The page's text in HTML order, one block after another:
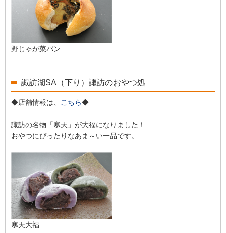
野じゃが菜パン
諏訪湖SA（下り）諏訪のおやつ処
◆店舗情報は、 こちら◆
諏訪の名物「寒天」が大福になりました！
おやつにぴったりなあま～い一品です。
寒天大福